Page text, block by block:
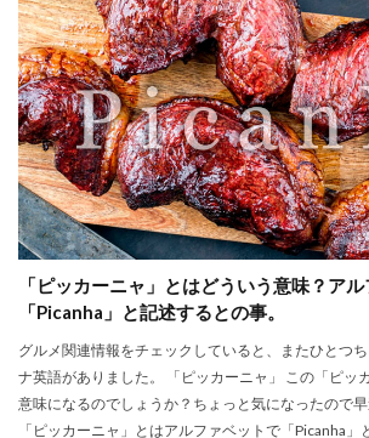
「ピッカーニャ」とはどういう意味？ア
「Picanha」と記述するとの事。
グルメ関連情報をチェックしていると、またひとつ
ナ英語がありました。 「ピッカーニャ」 この「ピッ
意味になるのでしょうか？ちょっと気になったので早
「ピッカーニャ」とはアルファベットで「Picanha